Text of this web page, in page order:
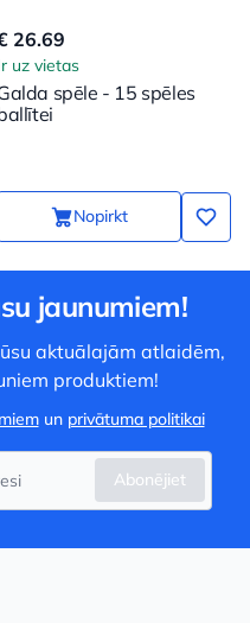
26.69
uz vietas
spēle - 15 spēles
Nopirkt
jaunumiem!
aktuālajām atlaidēm,
produktiem!
un privātuma politikai
Abonējiet